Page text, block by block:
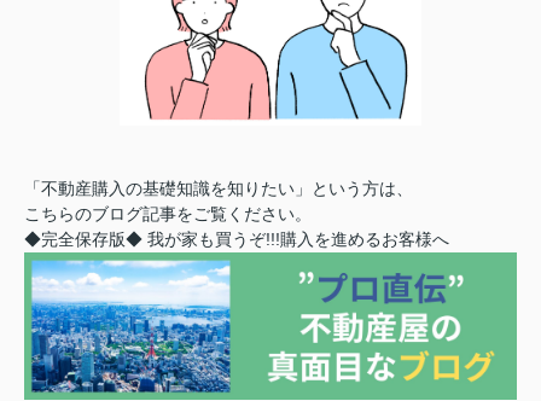
「不動産購入の基礎知識を知りたい」という方は、
こちらのブログ記事をご覧ください。
◆完全保存版◆ 我が家も買うぞ!!!購入を進めるお客様へ